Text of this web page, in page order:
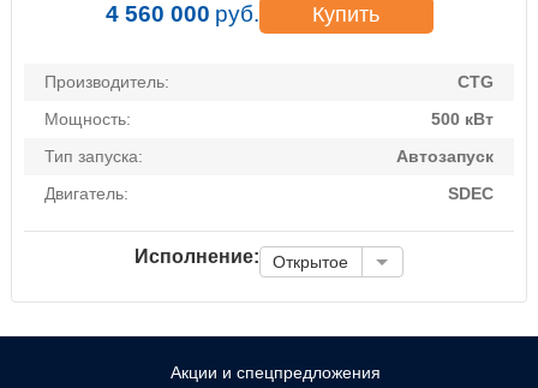
4 560 000 руб. Купить
Производитель:
CTG
Мощность:
500 кВт
Тип запуска:
Автозапуск
Двигатель:
SDEC
Исполнение: Открытое
Акции и спецпредложения